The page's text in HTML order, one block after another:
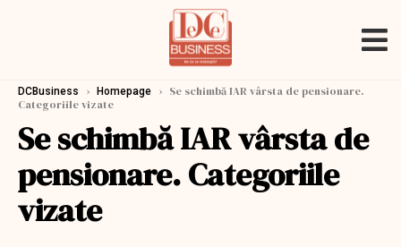
DCBusiness › Homepage › Se schimbă IAR vârsta de pensionare.
Categoriile vizate
Se schimbă IAR vârsta de
pensionare. Categoriile
vizate